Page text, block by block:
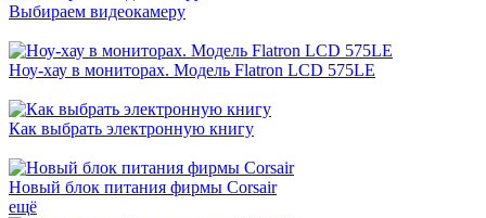
Выбираем видеокамеру
Ноу-хау в мониторах. Модель Flatron LCD 575LE
Как выбрать электронную книгу
Новый блок питания фирмы Corsair
ещё